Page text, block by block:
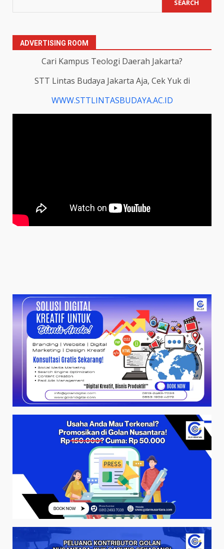
SEARCH
ADVERTISING ROOM
Cari Kampus Teologi Daerah Jakarta?
STT Lintas Budaya Jakarta Aja, Cek Yuk di
WWW.STTLINTASBUDAYA.AC.ID